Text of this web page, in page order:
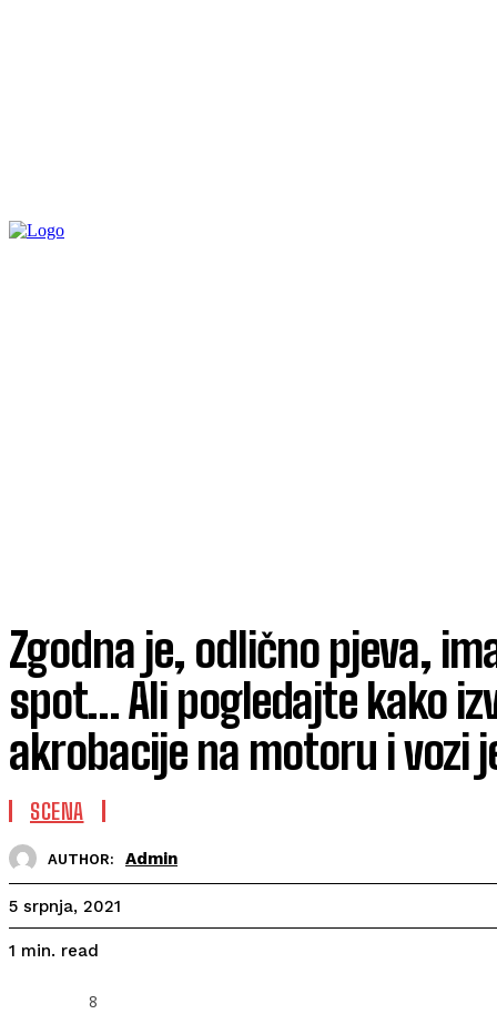
Zgodna je, odlično pjeva,
spot… Ali pogledajte kako
akrobacije na motoru i vozi
SCENA
AUTHOR: Admin
5 srpnja, 2021
1 min. read
8